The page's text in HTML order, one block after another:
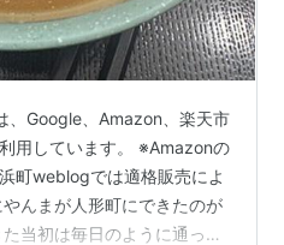
、Google、Amazon、楽天市
用しています。 ※Amazonの
町weblogでは適格販売によ
んまが人形町にできたのが
当初は毎日のように通って